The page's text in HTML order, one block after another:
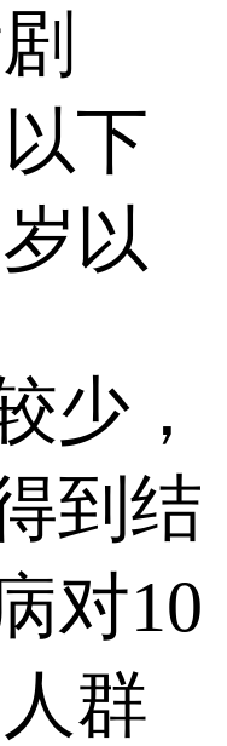
下
以
少，
到结
对10
群